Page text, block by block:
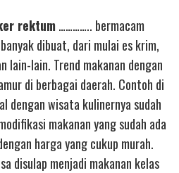
rektum ………….. bermacam
dibuat, dari mulai es krim,
lain-lain. Trend makanan dengan
di berbagai daerah. Contoh di
dengan wisata kulinernya sudah
makanan yang sudah ada
harga yang cukup murah.
disulap menjadi makanan kelas